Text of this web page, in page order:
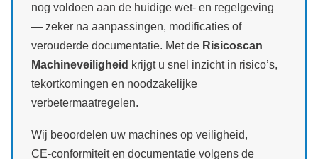
nog voldoen aan de huidige wet‑ en regelgeving
— zeker na aanpassingen, modificaties of
verouderde documentatie. Met de Risicoscan
Machineveiligheid krijgt u snel inzicht in risico’s,
tekortkomingen en noodzakelijke
verbetermaatregelen.
Wij beoordelen uw machines op veiligheid,
CE‑conformiteit en documentatie volgens de